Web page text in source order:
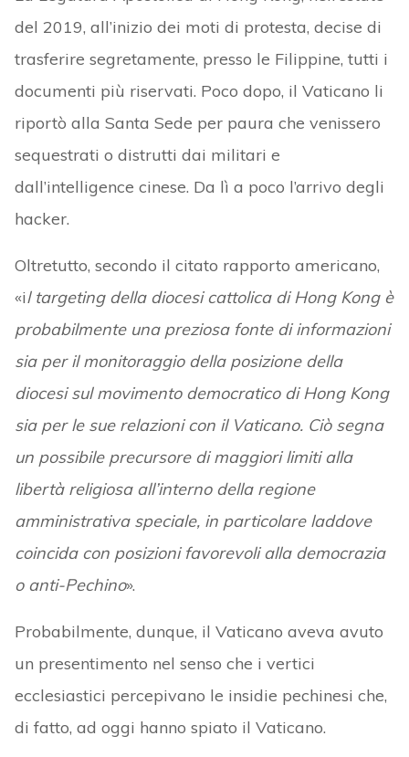
del 2019, all’inizio dei moti di protesta, decise di
trasferire segretamente, presso le Filippine, tutti i
documenti più riservati. Poco dopo, il Vaticano li
riportò alla Santa Sede per paura che venissero
sequestrati o distrutti dai militari e
dall’intelligence cinese. Da lì a poco l’arrivo degli
hacker.
Oltretutto, secondo il citato rapporto americano,
«il targeting della diocesi cattolica di Hong Kong è
probabilmente una preziosa fonte di informazioni
sia per il monitoraggio della posizione della
diocesi sul movimento democratico di Hong Kong
sia per le sue relazioni con il Vaticano. Ciò segna
un possibile precursore di maggiori limiti alla
libertà religiosa all’interno della regione
amministrativa speciale, in particolare laddove
coincida con posizioni favorevoli alla democrazia
o anti-Pechino».
Probabilmente, dunque, il Vaticano aveva avuto
un presentimento nel senso che i vertici
ecclesiastici percepivano le insidie pechinesi che,
di fatto, ad oggi hanno spiato il Vaticano.